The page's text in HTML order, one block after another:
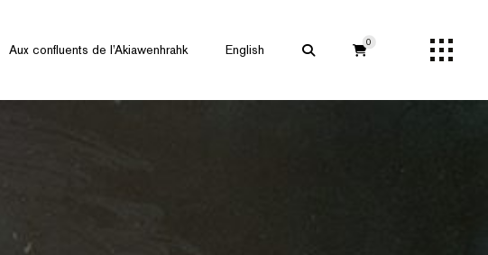
Aux confluents de l’Akiawenhrahk English
0